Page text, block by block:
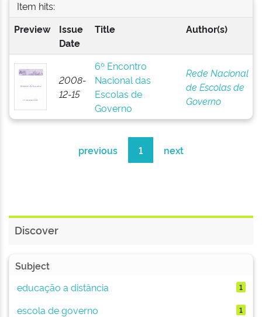
Item hits:
Preview
Issue
Date
Title Author(s)
2008-
12-15
6º Encontro
Nacional das
Escolas de
Governo
Rede Nacional
de Escolas de
Governo
previous 1 next
Discover
Subject
educação a distância
1
escola de governo 1